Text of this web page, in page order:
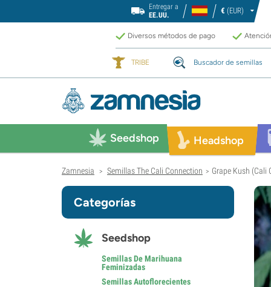
Entregar a
EE.UU.
€ (EUR)
Diversos métodos de pago
TRIBE Buscador de semillas
Seedshop Headshop
Zamnesia > Semillas The Cali Connection > Grape Kush (Cali
Categorías
Seedshop
Semillas De Marihuana
Feminizadas
Semillas Autoflorecientes